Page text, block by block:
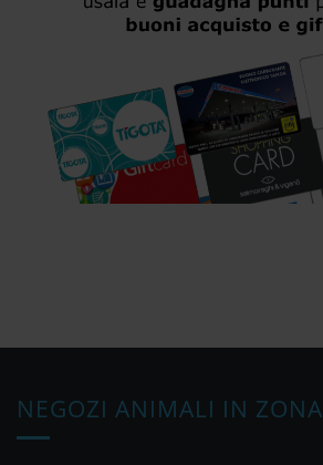
NEGOZI ANIMALI IN ZONA